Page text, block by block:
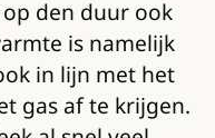
den duur ook
is namelijk
in lijn met het
gas af te krijgen.